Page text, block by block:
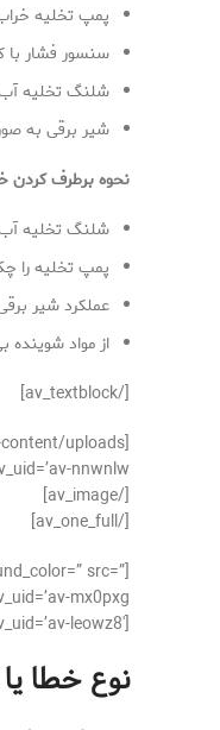
پمپ تخلیه
سنسور فشار
شلنگ تخلیه
شیر برقی به
نحوه برطرف کردن
شلنگ تخلیه
پمپ تخلیه را
عملکرد شیر
از مواد
[/av_textblock]
[/av_image]
[/av_one_full]
src=”
mx0pxg’]
[av_textblock size=’16’ font_color=” color=” av-medium-font-size=” av-small-font-size=” av-mini-font-size=” admin_preview_bg=” av_uid=’av-leowz8′]
نوع خطا